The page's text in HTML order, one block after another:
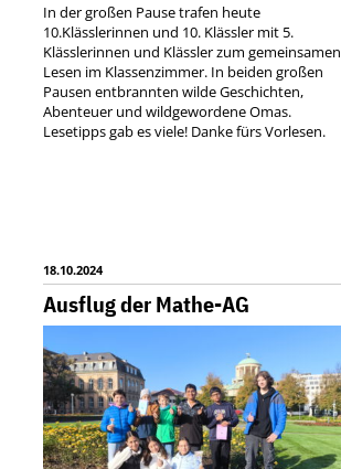
In der großen Pause trafen heute
10.Klässlerinnen und 10. Klässler mit 5.
Klässlerinnen und Klässler zum gemeinsamen
Lesen im Klassenzimmer. In beiden großen
Pausen entbrannten wilde Geschichten,
Abenteuer und wildgewordene Omas.
Lesetipps gab es viele! Danke fürs Vorlesen.
18.10.2024
Ausflug der Mathe-AG